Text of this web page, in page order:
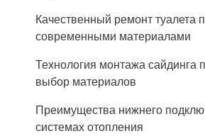
Качественный ремонт туалета
современными материалами
Технология монтажа сайдинга
выбор материалов
Преимущества нижнего
системах отопления